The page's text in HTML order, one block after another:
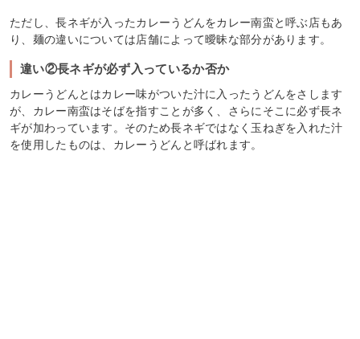
ただし、長ネギが入ったカレーうどんをカレー南蛮と呼ぶ店もあ
り、麺の違いについては店舗によって曖昧な部分があります。
違い②長ネギが必ず入っているか否か
カレーうどんとはカレー味がついた汁に入ったうどんをさします
が、カレー南蛮はそばを指すことが多く、さらにそこに必ず長ネ
ギが加わっています。そのため長ネギではなく玉ねぎを入れた汁
を使用したものは、カレーうどんと呼ばれます。